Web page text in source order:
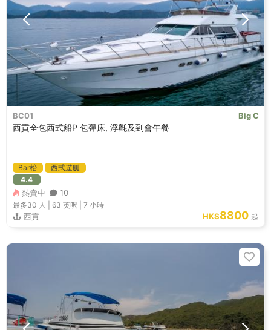
BC01 Big C
西貢全包西式船P 包彈床, 浮氈及到會午餐
Bar枱
西式遊艇
4.4
熱賣中 10
最多30 人 | 63 英呎 7 小時
西貢 HK$8800 起